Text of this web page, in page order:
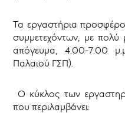
Τα εργαστήρια
συμμετεχόντων, με πολύ
απόγευμα, 4.00-7.00
Παλαιού ΓΣΠ).
Ο κύκλος των
που περιλαμβάνει: